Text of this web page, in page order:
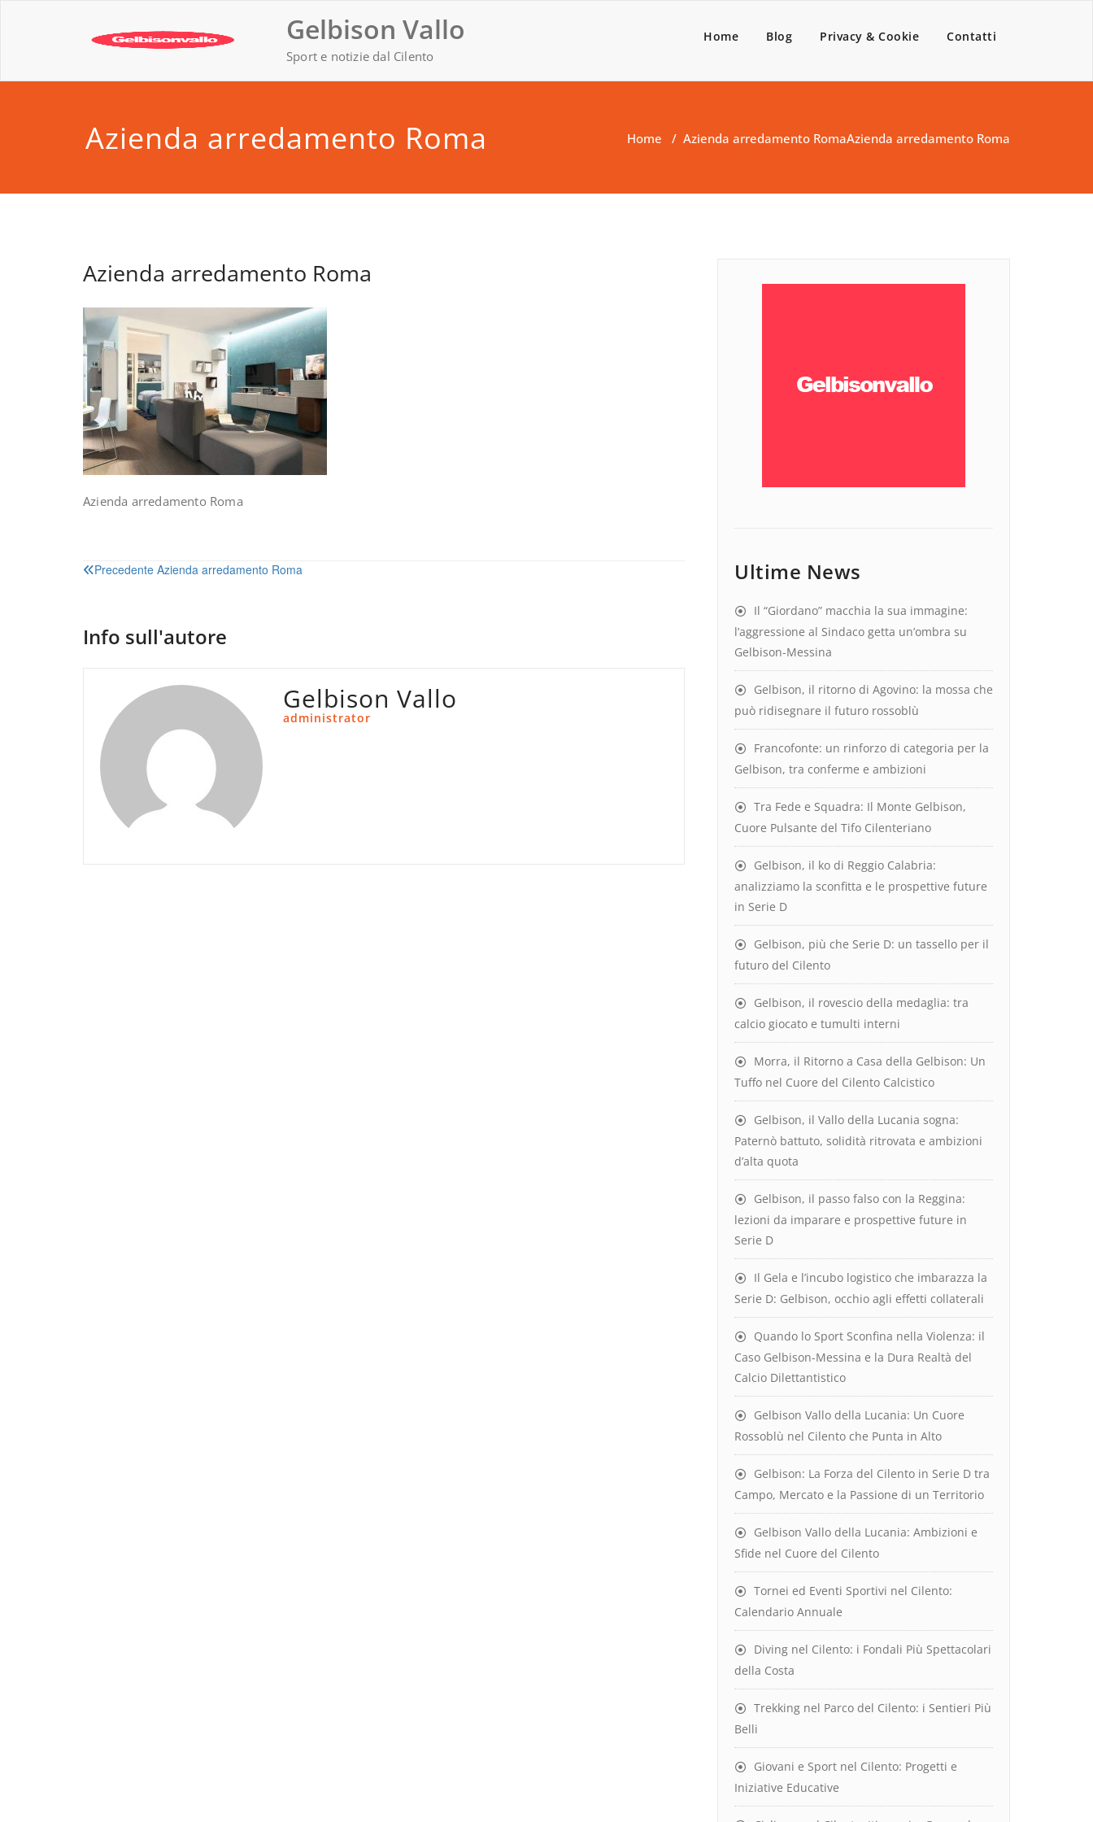
Gelbison Vallo
Sport e notizie dal Cilento
Home Blog Privacy & Cookie Contatti
Azienda arredamento Roma Home / Azienda arredamento RomaAzienda arredamento Roma
Azienda arredamento Roma
Azienda arredamento Roma
Navigazione
Precedente Azienda arredamento Roma
Info sull'autore
Gelbison Vallo
administrator
Ultime News
Il “Giordano” macchia la sua immagine:
l’aggressione al Sindaco getta un’ombra su
Gelbison-Messina
Gelbison, il ritorno di Agovino: la mossa che
può ridisegnare il futuro rossoblù
Francofonte: un rinforzo di categoria per la
Gelbison, tra conferme e ambizioni
Tra Fede e Squadra: Il Monte Gelbison,
Cuore Pulsante del Tifo Cilenteriano
Gelbison, il ko di Reggio Calabria:
analizziamo la sconfitta e le prospettive future
in Serie D
Gelbison, più che Serie D: un tassello per il
futuro del Cilento
Gelbison, il rovescio della medaglia: tra
calcio giocato e tumulti interni
Morra, il Ritorno a Casa della Gelbison: Un
Tuffo nel Cuore del Cilento Calcistico
Gelbison, il Vallo della Lucania sogna:
Paternò battuto, solidità ritrovata e ambizioni
d’alta quota
Gelbison, il passo falso con la Reggina:
lezioni da imparare e prospettive future in
Serie D
Il Gela e l’incubo logistico che imbarazza la
Serie D: Gelbison, occhio agli effetti collaterali
Quando lo Sport Sconfina nella Violenza: il
Caso Gelbison-Messina e la Dura Realtà del
Calcio Dilettantistico
Gelbison Vallo della Lucania: Un Cuore
Rossoblù nel Cilento che Punta in Alto
Gelbison: La Forza del Cilento in Serie D tra
Campo, Mercato e la Passione di un Territorio
Gelbison Vallo della Lucania: Ambizioni e
Sfide nel Cuore del Cilento
Tornei ed Eventi Sportivi nel Cilento:
Calendario Annuale
Diving nel Cilento: i Fondali Più Spettacolari
della Costa
Trekking nel Parco del Cilento: i Sentieri Più
Belli
Giovani e Sport nel Cilento: Progetti e
Iniziative Educative